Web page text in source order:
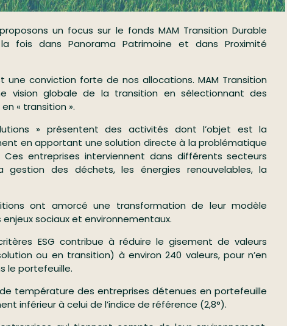
un focus sur le fonds MAM Transition Durable
fois dans Panorama Patrimoine et dans Proximité
une conviction forte de nos allocations. MAM Transition
vision globale de la transition en sélectionnant des
« transition ».
» présentent des activités dont l’objet est la
en apportant une solution directe à la problématique
entreprises interviennent dans différents secteurs
gestion des déchets, les énergies renouvelables, la
ont amorcé une transformation de leur modèle
sociaux et environnementaux.
ESG contribue à réduire le gisement de valeurs
ou en transition) à environ 240 valeurs, pour n’en
le portefeuille.
température des entreprises détenues en portefeuille
inférieur à celui de l’indice de référence (2,8°).